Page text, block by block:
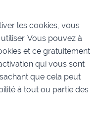
les cookies, vous
Vous pouvez à
et ce gratuitement
qui vous sont
que cela peut
à tout ou partie des